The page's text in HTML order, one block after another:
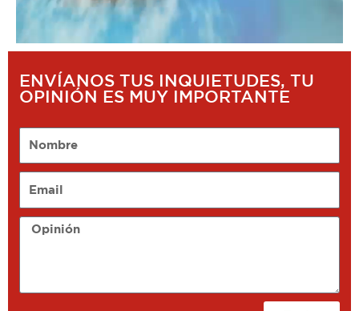
ENVÍANOS TUS INQUIETUDES, TU
OPINIÓN ES MUY IMPORTANTE
Opinión